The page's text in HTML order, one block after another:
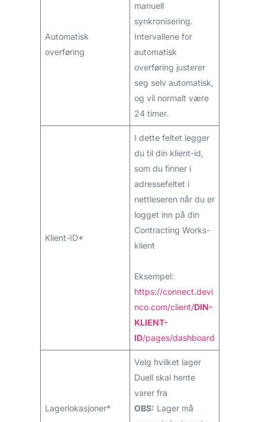
Automatisk
overføring
manuell
synkronisering.
Intervallene for
automatisk
overføring justerer
seg selv automatisk,
og vil normalt være
24 timer.
Klient-ID*
I dette feltet legger
du til din klient-id,
som du finner i
adressefeltet i
nettleseren når du er
logget inn på din
Contracting Works-
klient
Eksempel:
https://connect.devi
nco.com/client/DIN-
KLIENT-
ID/pages/dashboard
Lagerlokasjoner*
Velg hvilket lager
Duell skal hente
varer fra
OBS: Lager må